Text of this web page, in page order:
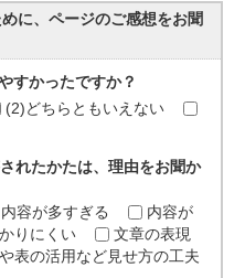
に、ページのご感想をお聞
すかったですか？
(2)どちらともいえない
れたかたは、理由をお聞か
内容が多すぎる
内容が
りにくい
文章の表現
表の活用など見せ方の工夫